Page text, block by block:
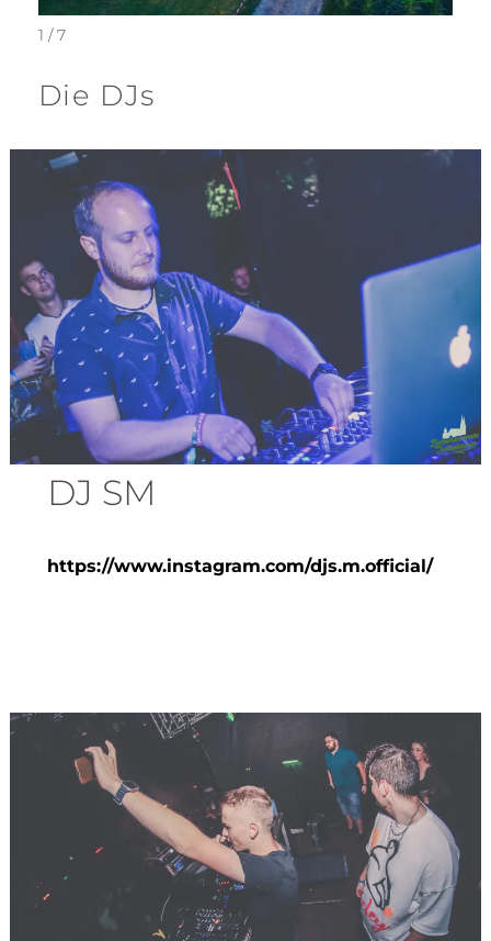
1 / 7
Die DJs
DJ SM
https://www.instagram.com/djs.m.official/